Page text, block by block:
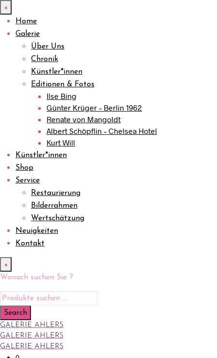
×
Home
Galerie
Über Uns
Chronik
Künstler*innen
Editionen & Fotos
Ilse Bing
Günter Krüger – Berlin 1962
Renate von Mangoldt
Albert Schöpflin – Chelsea Hotel
Kurt Will
Künstler*innen
Shop
Service
Restaurierung
Bilderrahmen
Wertschätzung
Neuigkeiten
Kontakt
×
Wonach suchen Sie ?
GALERIE AHLERS
GALERIE AHLERS
GALERIE AHLERS